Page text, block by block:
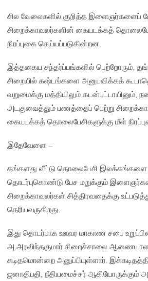
சில வேலைகளில் குறித்த இளைஞர்களைப்
சிறைக்காவலர்களின் கையடக்கத்
நிரப்புகை செய்யப்படுகின்றன.
இத்தகைய சந்தர்ப்பங்களில் பெற்றோரும்‚
சிறையில் கஷ்டங்களை அனுபவிக்கக்
வறுமைக்கு மத்தியிலும் கடன்பட்டாயினும்‚
அடகுவைத்தும் பணத்தைப் பெற்று
கையடக்கத் தொலைபேசிகளுக்கு மீள்
இதேவேளை –
தங்களது வீட்டு தொலைபேசி இலக்கங்களை
தொடர்புகொண்டு பேச மறுக்கும்
சிறைக்காவலர்கள் சித்திரவதைக்கு
தெரியவருகிறது.
இது தொடர்பாக ஊவர மாகாண சபை
அ.அரவிந்தகுமார் சிறைச்சாலை
கடிதமொன்றை அனுப்பியுள்ளார்.
ஜனாதிபதி‚ நீதியமைச்சர் ஆகியோருக்கும்